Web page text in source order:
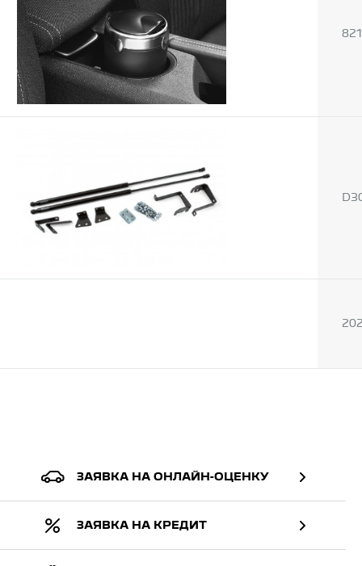
ЗАЯВКА НА ОНЛАЙН-ОЦЕНКУ
ЗАЯВКА НА КРЕДИТ